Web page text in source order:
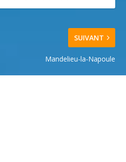
SUIVANT
Mandelieu-la-Napoule